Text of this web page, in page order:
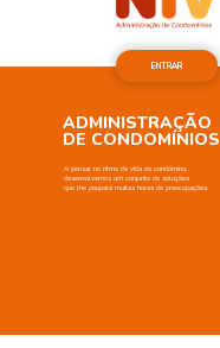
ADMINISTRAÇÃO
DE CONDOMÍNIOS
A pensar no ritmo de vida do condómino,
desenvolvemos um conjunto de soluções
que lhe poupará muitas horas de preocupações.
ENTRAR